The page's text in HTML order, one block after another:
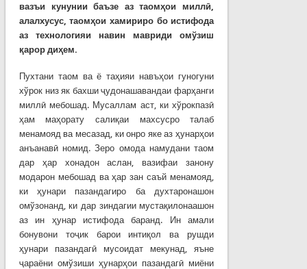
вазъи кунунии баъзе аз таомҳои миллӣ,
алалхусус, таомҳои хамириро бо истифода
аз технологияи навин мавриди омўзиш
қарор диҳем.
Пухтани таом ва ё таҳияи навъҳои гуногуни
хўрок низ як бахши ҷудонашавандаи фарҳанги
миллӣ мебошад. Мусаллам аст, ки хўрокпазӣ
ҳам маҳорату салиқаи махсусро талаб
менамояд ва месазад, ки онро яке аз ҳунарҳои
анъанавӣ номид. Зеро омода намудани таом
дар ҳар хонадон аслан, вазифаи занону
модарон мебошад ва ҳар зан саъй менамояд,
ки ҳунари пазандагиро ба духтаронашон
омўзонанд, ки дар зиндагии мустақилонаашон
аз ин ҳунар истифода баранд. Ин амали
бонувони тоҷик барои интиқол ва рушди
ҳунари пазандагӣ мусоидат мекунад, яъне
ҷараёни омўзиши ҳунарҳои пазандагӣ миёни